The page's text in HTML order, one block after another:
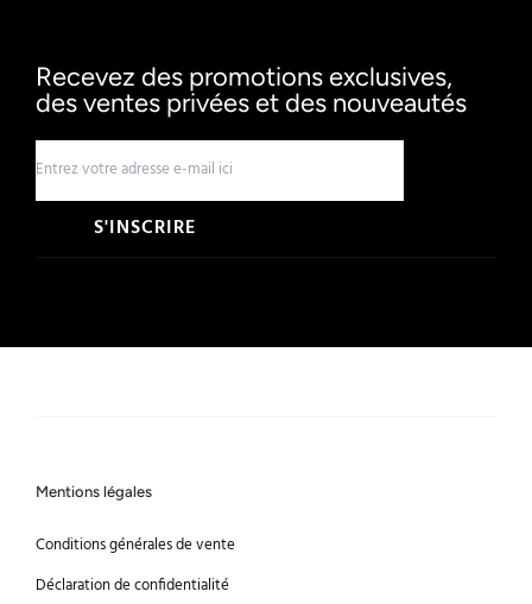
Recevez des promotions exclusives,
des ventes privées et des nouveautés
S'INSCRIRE
Mentions légales
Conditions générales de vente
Déclaration de confidentialité